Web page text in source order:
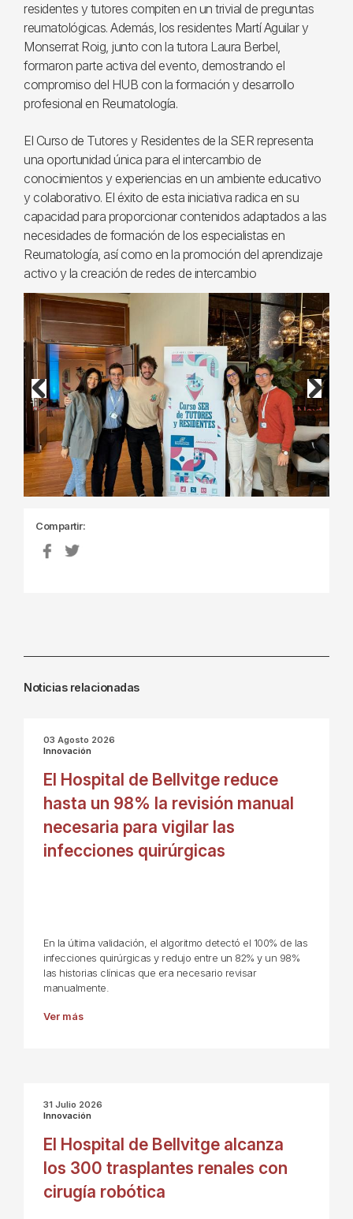
residentes y tutores compiten en un trivial de preguntas
reumatológicas. Además, los residentes Martí Aguilar y
Monserrat Roig, junto con la tutora Laura Berbel,
formaron parte activa del evento, demostrando el
compromiso del HUB con la formación y desarrollo
profesional en Reumatología.
El Curso de Tutores y Residentes de la SER representa
una oportunidad única para el intercambio de
conocimientos y experiencias en un ambiente educativo
y colaborativo. El éxito de esta iniciativa radica en su
capacidad para proporcionar contenidos adaptados a las
necesidades de formación de los especialistas en
Reumatología, así como en la promoción del aprendizaje
activo y la creación de redes de intercambio
Previous Next
Compartir:
Noticias relacionadas
03 Agosto 2026
Innovación
El Hospital de Bellvitge reduce
hasta un 98% la revisión manual
necesaria para vigilar las
infecciones quirúrgicas
En la última validación, el algoritmo detectó el 100% de las
infecciones quirúrgicas y redujo entre un 82% y un 98%
las historias clínicas que era necesario revisar
manualmente.
Ver más
31 Julio 2026
Innovación
El Hospital de Bellvitge alcanza
los 300 trasplantes renales con
cirugía robótica